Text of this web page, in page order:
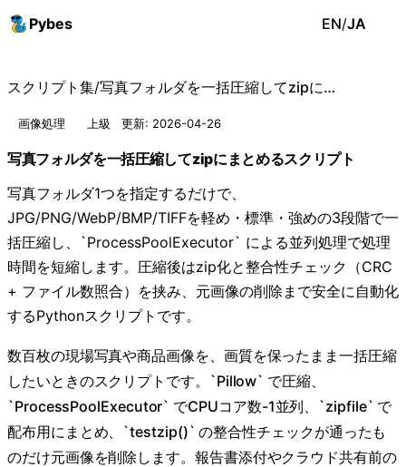
Pybes EN/JA
スクリプト集/ 写真フォルダを一括圧縮してzipにまとめるスクリプト
画像処理 上級 更新: 2026-04-26
写真フォルダを一括圧縮してzipにまとめるスクリプト
写真フォルダ1つを指定するだけで、
JPG/PNG/WebP/BMP/TIFFを軽め・標準・強めの3段階で一
括圧縮し、`ProcessPoolExecutor` による並列処理で処理
時間を短縮します。圧縮後はzip化と整合性チェック（CRC
+ ファイル数照合）を挟み、元画像の削除まで安全に自動化
するPythonスクリプトです。
数百枚の現場写真や商品画像を、画質を保ったまま一括圧縮
したいときのスクリプトです。`Pillow` で圧縮、
`ProcessPoolExecutor` でCPUコア数-1並列、`zipfile` で
配布用にまとめ、`testzip()` の整合性チェックが通ったも
のだけ元画像を削除します。報告書添付やクラウド共有前の